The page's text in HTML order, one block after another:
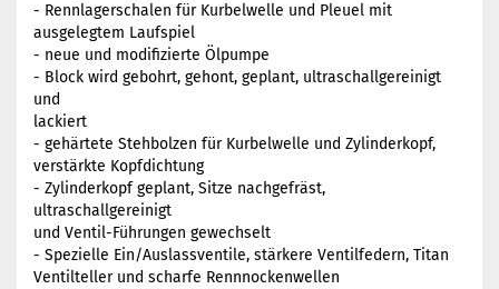
- Rennlagerschalen für Kurbelwelle und Pleuel mit
ausgelegtem Laufspiel
- neue und modifizierte Ölpumpe
- Block wird gebohrt, gehont, geplant, ultraschallgereinigt
und
lackiert
- gehärtete Stehbolzen für Kurbelwelle und Zylinderkopf,
verstärkte Kopfdichtung
- Zylinderkopf geplant, Sitze nachgefräst,
ultraschallgereinigt
und Ventil-Führungen gewechselt
- Spezielle Ein/Auslassventile, stärkere Ventilfedern, Titan
Ventilteller und scharfe Rennnockenwellen